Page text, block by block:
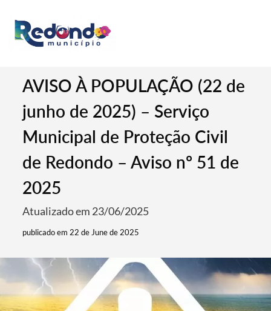
AVISO À POPULAÇÃO (22 de
junho de 2025) – Serviço
Municipal de Proteção Civil
de Redondo – Aviso nº 51 de
2025
Atualizado em 23/06/2025
publicado em 22 de June de 2025